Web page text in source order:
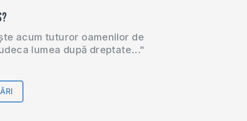
acum tuturor oamenilor de
lumea după dreptate..."